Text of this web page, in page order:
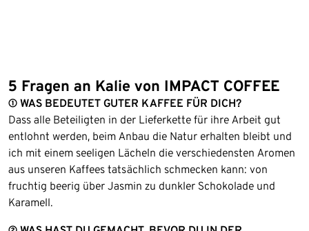
5 Fragen an Kalie von IMPACT COFFEE
① WAS BEDEUTET GUTER KAFFEE FÜR DICH?
Dass alle Beteiligten in der Lieferkette für ihre Arbeit gut
entlohnt werden, beim Anbau die Natur erhalten bleibt und
ich mit einem seeligen Lächeln die verschiedensten Aromen
aus unseren Kaffees tatsächlich schmecken kann: von
fruchtig beerig über Jasmin zu dunkler Schokolade und
Karamell.